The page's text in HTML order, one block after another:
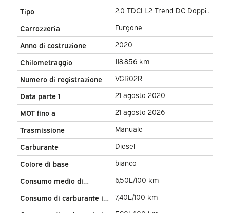
Tipo
2.0 TDCI L2 Trend DC Doppia
Cabina Seatverw./ Carplay/
2.7t Towingverm./ Navi/ PDC/
Cruise
Carrozzeria
Furgone
Anno di costruzione
2020
Chilometraggio
118.856 km
Numero di registrazione
VGR02R
Data parte 1
21 agosto 2020
MOT fino a
21 agosto 2026
Trasmissione
Manuale
Carburante
Diesel
Colore di base
bianco
Consumo medio di
carburante
6,50L/100 km
Consumo di carburante in
7,40L/100 km